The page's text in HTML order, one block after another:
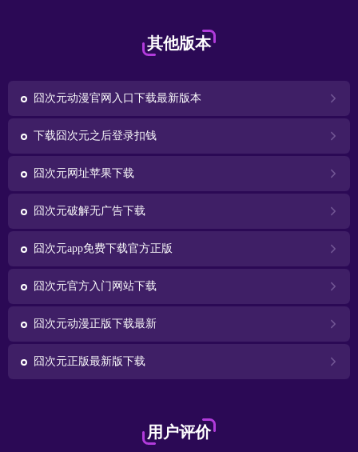
其他版本
囧次元动漫官网入口下载最新版本
下载囧次元之后登录扣钱
囧次元网址苹果下载
囧次元破解无广告下载
囧次元app免费下载官方正版
囧次元官方入门网站下载
囧次元动漫正版下载最新
囧次元正版最新版下载
用户评价